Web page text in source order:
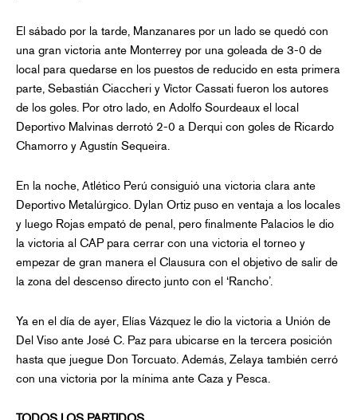
El sábado por la tarde, Manzanares por un lado se quedó con
una gran victoria ante Monterrey por una goleada de 3-0 de
local para quedarse en los puestos de reducido en esta primera
parte, Sebastián Ciaccheri y Víctor Cassati fueron los autores
de los goles. Por otro lado, en Adolfo Sourdeaux el local
Deportivo Malvinas derrotó 2-0 a Derqui con goles de Ricardo
Chamorro y Agustín Sequeira.
En la noche, Atlético Perú consiguió una victoria clara ante
Deportivo Metalúrgico. Dylan Ortiz puso en ventaja a los locales
y luego Rojas empató de penal, pero finalmente Palacios le dio
la victoria al CAP para cerrar con una victoria el torneo y
empezar de gran manera el Clausura con el objetivo de salir de
la zona del descenso directo junto con el ‘Rancho’.
Ya en el día de ayer, Elías Vázquez le dio la victoria a Unión de
Del Viso ante José C. Paz para ubicarse en la tercera posición
hasta que juegue Don Torcuato. Además, Zelaya también cerró
con una victoria por la mínima ante Caza y Pesca.